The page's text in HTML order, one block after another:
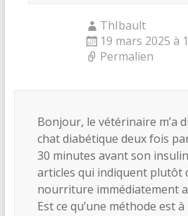
ThIbault
19 mars 2025 à
Permalien
Bonjour, le vétérinaire m’a
chat diabétique deux fois
30 minutes avant son
articles qui indiquent plutôt
nourriture immédiatement
Est ce qu’une méthode est